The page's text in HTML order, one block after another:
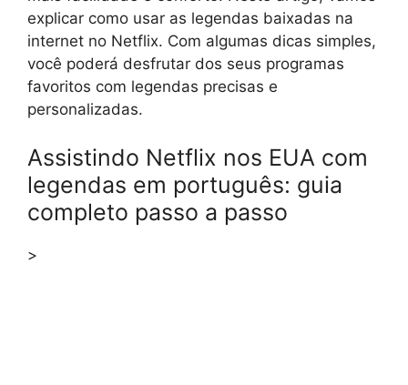
explicar como usar as legendas baixadas na
internet no Netflix. Com algumas dicas simples,
você poderá desfrutar dos seus programas
favoritos com legendas precisas e
personalizadas.
Assistindo Netflix nos EUA com
legendas em português: guia
completo passo a passo
>